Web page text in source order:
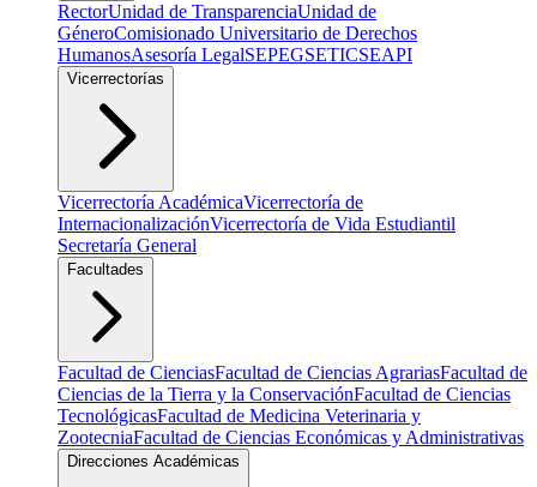
RectorUnidad de TransparenciaUnidad de
GéneroComisionado Universitario de Derechos
HumanosAsesoría LegalSEPEGSETICSEAPI
Vicerrectorías
Vicerrectoría AcadémicaVicerrectoría de
InternacionalizaciónVicerrectoría de Vida Estudiantil
Secretaría General
Facultades
Facultad de CienciasFacultad de Ciencias AgrariasFacultad de
Ciencias de la Tierra y la ConservaciónFacultad de Ciencias
TecnológicasFacultad de Medicina Veterinaria y
ZootecniaFacultad de Ciencias Económicas y Administrativas
Direcciones Académicas